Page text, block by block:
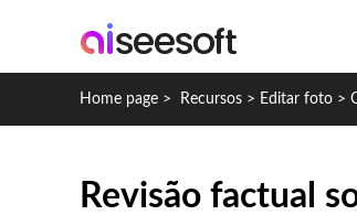
Home page > Recursos > Editar foto >
Revisão factual